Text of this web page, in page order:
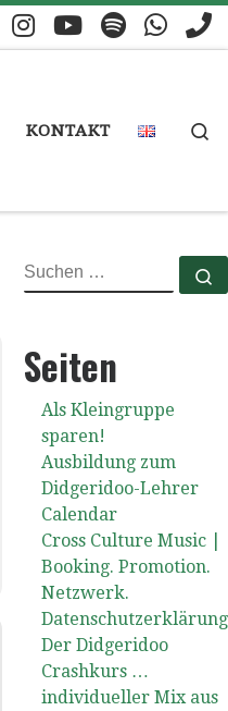
KONTAKT
SUCHE
Seiten
Als Kleingruppe
sparen!
Ausbildung zum
Didgeridoo-Lehrer
Calendar
Cross Culture Music |
Booking. Promotion.
Netzwerk.
Datenschutzerklärung
Der Didgeridoo
Crashkurs …
individueller Mix aus